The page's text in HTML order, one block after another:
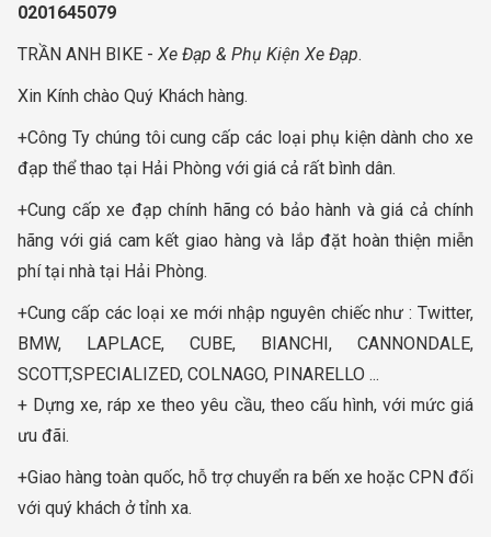
0201645079
TRẦN ANH BIKE - Xe Đạp & Phụ Kiện Xe Đạp.
Xin Kính chào Quý Khách hàng.
+Công Ty chúng tôi cung cấp các loại phụ kiện dành cho xe
đạp thể thao tại Hải Phòng với giá cả rất bình dân.
+Cung cấp xe đạp chính hãng có bảo hành và giá cả chính
hãng với giá cam kết giao hàng và lắp đặt hoàn thiện miễn
phí tại nhà tại Hải Phòng.
+Cung cấp các loại xe mới nhập nguyên chiếc như : Twitter,
BMW, LAPLACE, CUBE, BIANCHI, CANNONDALE,
SCOTT,SPECIALIZED, COLNAGO, PINARELLO ...
+ Dựng xe, ráp xe theo yêu cầu, theo cấu hình, với mức giá
ưu đãi.
+Giao hàng toàn quốc, hỗ trợ chuyển ra bến xe hoặc CPN đối
với quý khách ở tỉnh xa.